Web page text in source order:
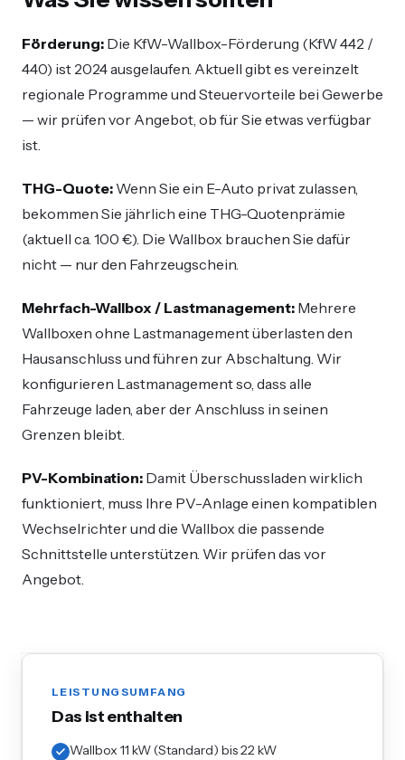
Förderung: Die KfW-Wallbox-Förderung (KfW 442 /
440) ist 2024 ausgelaufen. Aktuell gibt es vereinzelt
regionale Programme und Steuervorteile bei Gewerbe
— wir prüfen vor Angebot, ob für Sie etwas verfügbar
ist.
THG-Quote: Wenn Sie ein E-Auto privat zulassen,
bekommen Sie jährlich eine THG-Quotenprämie
(aktuell ca. 100 €). Die Wallbox brauchen Sie dafür
nicht — nur den Fahrzeugschein.
Mehrfach-Wallbox / Lastmanagement: Mehrere
Wallboxen ohne Lastmanagement überlasten den
Hausanschluss und führen zur Abschaltung. Wir
konfigurieren Lastmanagement so, dass alle
Fahrzeuge laden, aber der Anschluss in seinen
Grenzen bleibt.
PV-Kombination: Damit Überschussladen wirklich
funktioniert, muss Ihre PV-Anlage einen kompatiblen
Wechselrichter und die Wallbox die passende
Schnittstelle unterstützen. Wir prüfen das vor
Angebot.
LEISTUNGSUMFANG
Das ist enthalten
Wallbox 11 kW (Standard) bis 22 kW